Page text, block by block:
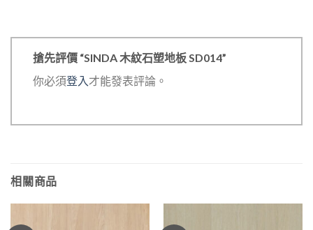
搶先評價 “SINDA 木紋石塑地板 SD014”
你必須登入 才能發表評論。
相關商品